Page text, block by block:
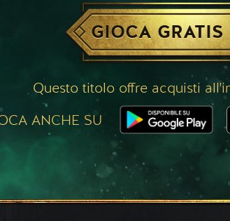
GIOCA GRATIS
Questo titolo offre acquisti
ANCHE SU